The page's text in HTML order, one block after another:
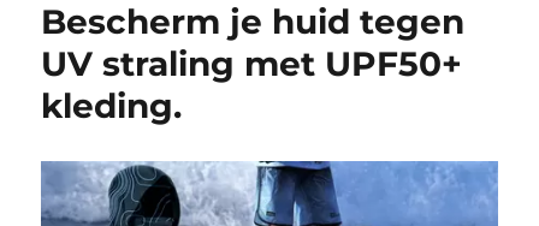
Bescherm je huid tegen
UV straling met UPF50+
kleding.